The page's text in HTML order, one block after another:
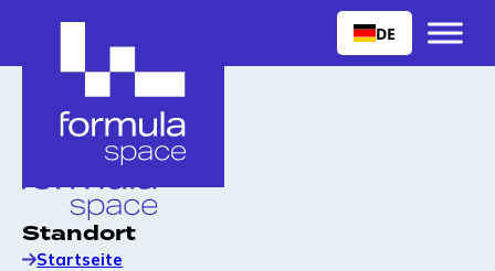
DE
Standort
Startseite